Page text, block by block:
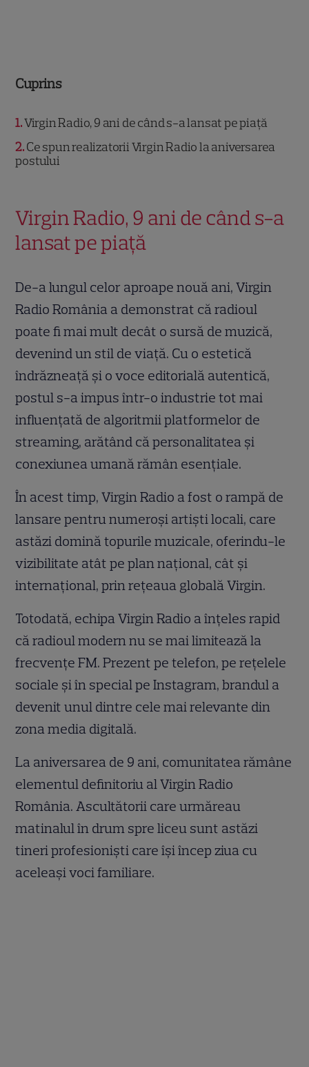
Cuprins
1 Virgin Radio, 9 ani de când s-a lansat pe piață
2 Ce spun realizatorii Virgin Radio la aniversarea
postului
Virgin Radio, 9 ani de când s-a
lansat pe piață
De-a lungul celor aproape nouă ani, Virgin
Radio România a demonstrat că radioul
poate fi mai mult decât o sursă de muzică,
devenind un stil de viață. Cu o estetică
îndrăzneață și o voce editorială autentică,
postul s-a impus într-o industrie tot mai
influențată de algoritmii platformelor de
streaming, arătând că personalitatea și
conexiunea umană rămân esențiale.
În acest timp, Virgin Radio a fost o rampă de
lansare pentru numeroși artiști locali, care
astăzi domină topurile muzicale, oferindu-le
vizibilitate atât pe plan național, cât și
internațional, prin rețeaua globală Virgin.
Totodată, echipa Virgin Radio a înțeles rapid
că radioul modern nu se mai limitează la
frecvențe FM. Prezent pe telefon, pe rețelele
sociale și în special pe Instagram, brandul a
devenit unul dintre cele mai relevante din
zona media digitală.
La aniversarea de 9 ani, comunitatea rămâne
elementul definitoriu al Virgin Radio
România. Ascultătorii care urmăreau
matinalul în drum spre liceu sunt astăzi
tineri profesioniști care își încep ziua cu
aceleași voci familiare.